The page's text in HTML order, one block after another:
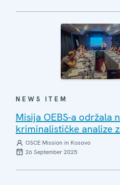
NEWS ITEM
Misija OEBS-a održala
kriminalističke analize
OSCE Mission in Kosovo
26 September 2025